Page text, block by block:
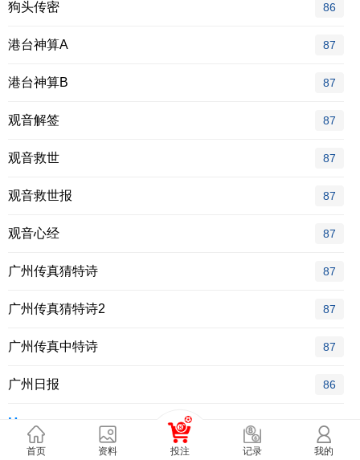
狗头传密 86
港台神算A 87
港台神算B 87
观音解签 87
观音救世 87
观音救世报 87
观音心经 87
广州传真猜特诗 87
广州传真猜特诗2 87
广州传真中特诗 87
广州日报 86
H
胡巴抓码记 87
首页 资料 投注 记录 我的